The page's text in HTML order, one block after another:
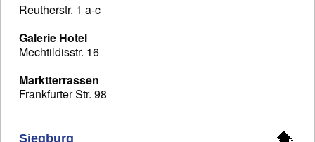
Reutherstr. 1 a-c
Galerie Hotel
Mechtildisstr. 16
Marktterrassen
Frankfurter Str. 98
Siegburg